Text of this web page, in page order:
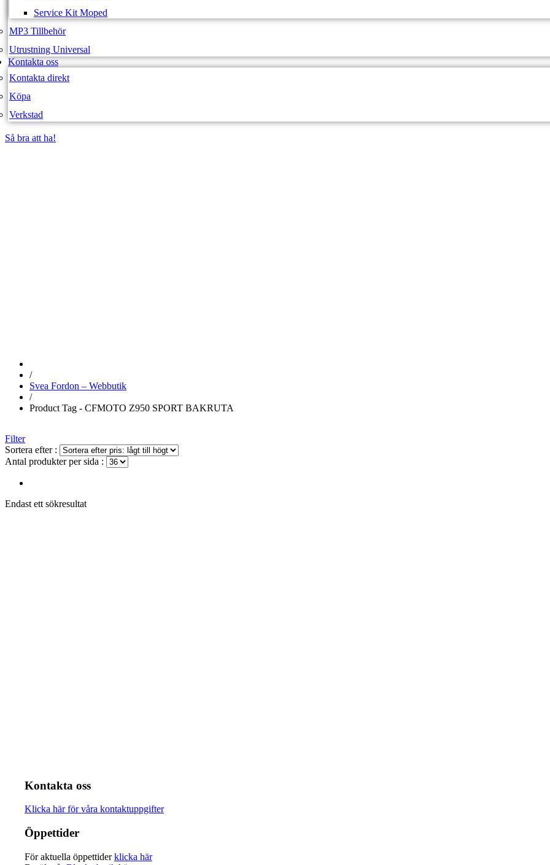
Service Kit Moped
MP3 Tillbehör
Utrustning Universal
Kontakta oss
Kontakta direkt
Köpa
Verkstad
Så bra att ha!
/
Svea Fordon – Webbutik
/
Product Tag - CFMOTO Z950 SPORT BAKRUTA
Filter
Sortera efter :
Antal produkter per sida :
Endast ett sökresultat
Kontakta oss
Klicka här för våra kontaktuppgifter
Öppettider
För aktuella öppettiderklicka här